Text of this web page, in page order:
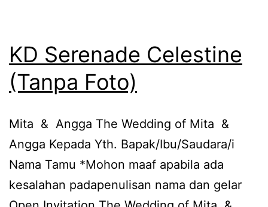
KD Serenade Celestine
(Tanpa Foto)
Mita & Angga The Wedding of Mita &
Angga Kepada Yth. Bapak/Ibu/Saudara/i
Nama Tamu *Mohon maaf apabila ada
kesalahan padapenulisan nama dan gelar